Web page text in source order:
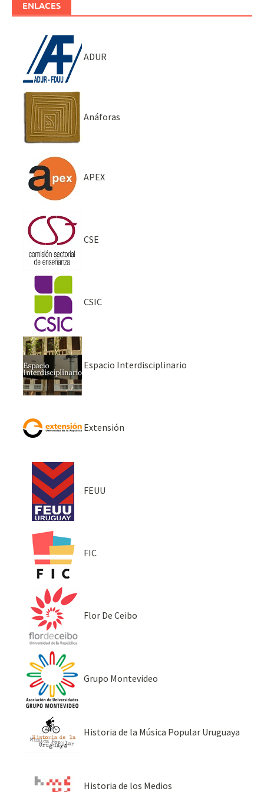
ENLACES
ADUR
Anáforas
APEX
CSE
CSIC
Espacio Interdisciplinario
Extensión
FEUU
FIC
Flor De Ceibo
Grupo Montevideo
Historia de la Música Popular Uruguaya
Historia de los Medios